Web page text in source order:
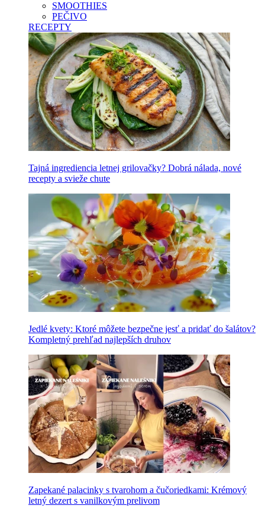
SMOOTHIES
PEČIVO
RECEPTY
Tajná ingrediencia letnej grilovačky? Dobrá nálada, nové
recepty a svieže chute
Jedlé kvety: Ktoré môžete bezpečne jesť a pridať do šalátov?
Kompletný prehľad najlepších druhov
Zapekané palacinky s tvarohom a čučoriedkami: Krémový
letný dezert s vanilkovým prelivom